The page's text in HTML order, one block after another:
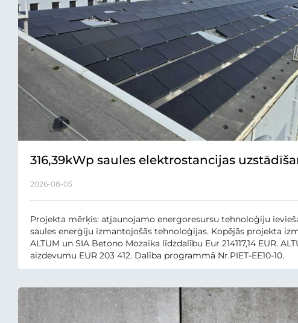
316,39kWp saules elektrostancijas
2026-08-05
Projekta mērķis: atjaunojamo energoresursu tehnoloģiju
saules enerģiju izmantojošās tehnoloģijas. Kopējās projekta
ALTUM un SIA Betono Mozaika līdzdalību Eur 214117,14 EUR.
aizdevumu EUR 203 412. Dalība programmā Nr.PIET-EE10-10.